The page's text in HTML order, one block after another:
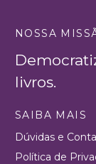
NOSSA
livros.
SAIBA MAIS
Dúvidas e
Política de